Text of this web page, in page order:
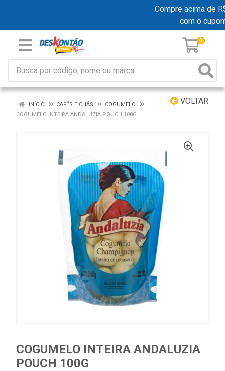
Compre acima de
com o
0
VOLTAR
INÍCIO CAFÉS E CHÁS
COGUMELO
COGUMELO INTEIRA ANDALUZIA POUCH 100G
COGUMELO INTEIRA ANDALUZIA
POUCH 100G